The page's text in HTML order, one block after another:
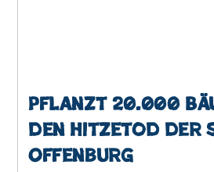
Pflanzt 20.000
den Hitzetod der
Offenburg